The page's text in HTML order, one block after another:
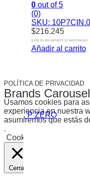
0 out of 5
(0)
SKU:
$216.245
$ 178.715 SIN IMPUESTOS NACIONALES
Añadir al carrito
Brands Carousel
. P ZERO
POLÍTICA DE PRIVACIDAD
Usamos cookies para
experiencia en nuestra
asumiremos que estás
.
Cookies
Cerrar